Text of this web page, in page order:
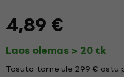
4,89 €
Laos olemas > 20 tk
Tasuta tarne üle 299 € ostu